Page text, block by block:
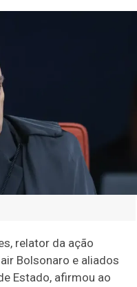
relator da ação
Bolsonaro e aliados
Estado, afirmou ao